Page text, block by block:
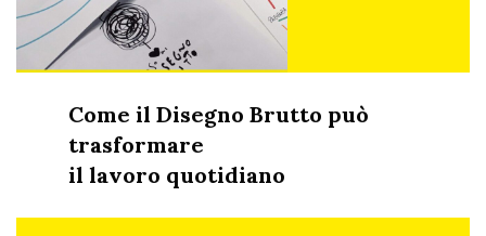
Come il Disegno Brutto può
trasformare
il lavoro quotidiano